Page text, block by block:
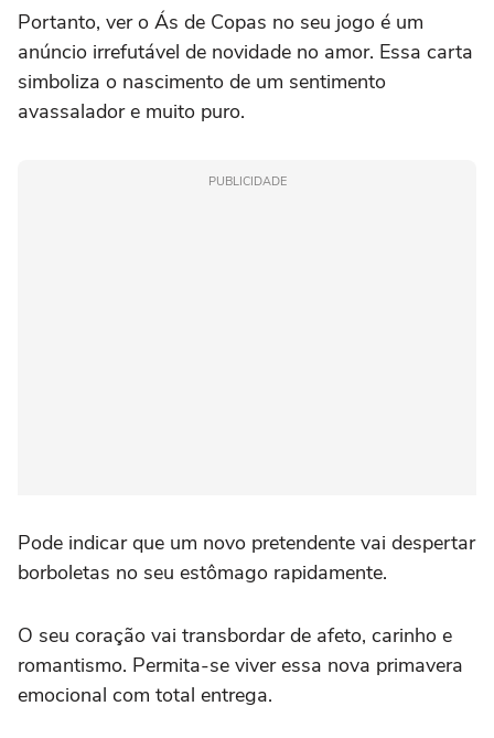
Portanto, ver o Ás de Copas no seu jogo é um
anúncio irrefutável de novidade no amor. Essa carta
simboliza o nascimento de um sentimento
avassalador e muito puro.
PUBLICIDADE
Pode indicar que um novo pretendente vai despertar
borboletas no seu estômago rapidamente.
O seu coração vai transbordar de afeto, carinho e
romantismo. Permita-se viver essa nova primavera
emocional com total entrega.